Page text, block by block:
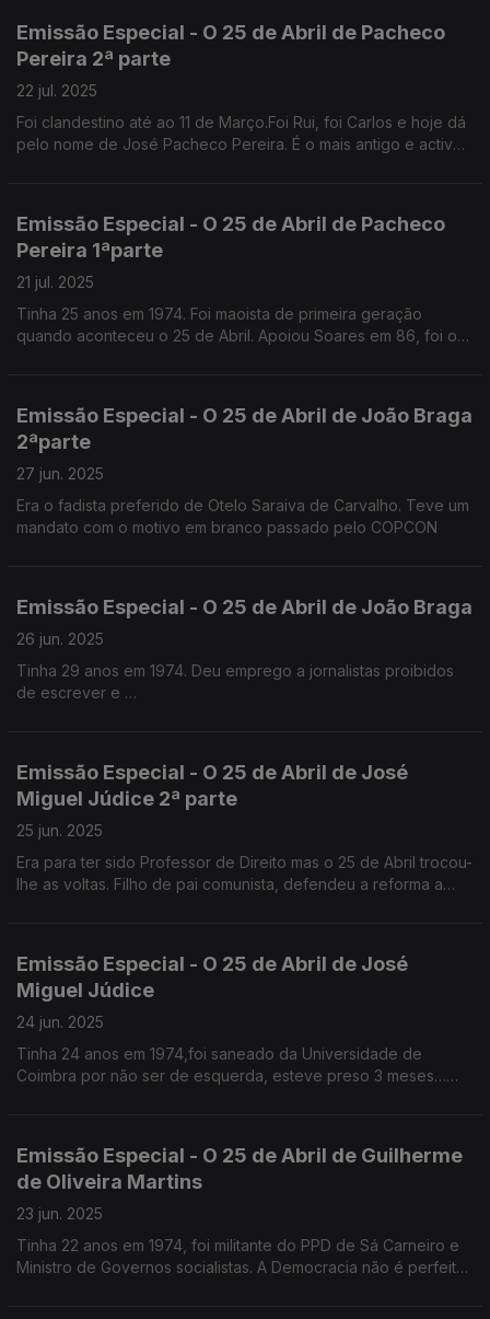
Emissão Especial - O 25 de Abril de Pacheco
Pereira 2ª parte
22 jul. 2025
Foi clandestino até ao 11 de Março.Foi Rui, foi Carlos e hoje dá
pelo nome de José Pacheco Pereira. É o mais antigo e activo
Emissão Especial - O 25 de Abril de Pacheco
Pereira 1ªparte
21 jul. 2025
Tinha 25 anos em 1974. Foi maoista de primeira geração
quando aconteceu o 25 de Abril. Apoiou Soares em 86, foi o
Emissão Especial - O 25 de Abril de João Braga
2ªparte
27 jun. 2025
Era o fadista preferido de Otelo Saraiva de Carvalho. Teve um
mandato com o motivo em branco passado pelo COPCON
Emissão Especial - O 25 de Abril de João Braga
26 jun. 2025
Tinha 29 anos em 1974. Deu emprego a jornalistas proibidos
de escrever e
Emissão Especial - O 25 de Abril de José
Miguel Júdice 2ª parte
25 jun. 2025
Era para ter sido Professor de Direito mas o 25 de Abril trocou-
lhe as voltas. Filho de pai comunista, defendeu a reforma a
Emissão Especial - O 25 de Abril de José
Miguel Júdice
24 jun. 2025
Tinha 24 anos em 1974,foi saneado da Universidade de
Coimbra por não ser de esquerda, esteve preso 3 meses…
Emissão Especial - O 25 de Abril de Guilherme
de Oliveira Martins
23 jun. 2025
Tinha 22 anos em 1974, foi militante do PPD de Sá Carneiro e
Ministro de Governos socialistas. A Democracia não é perfeita